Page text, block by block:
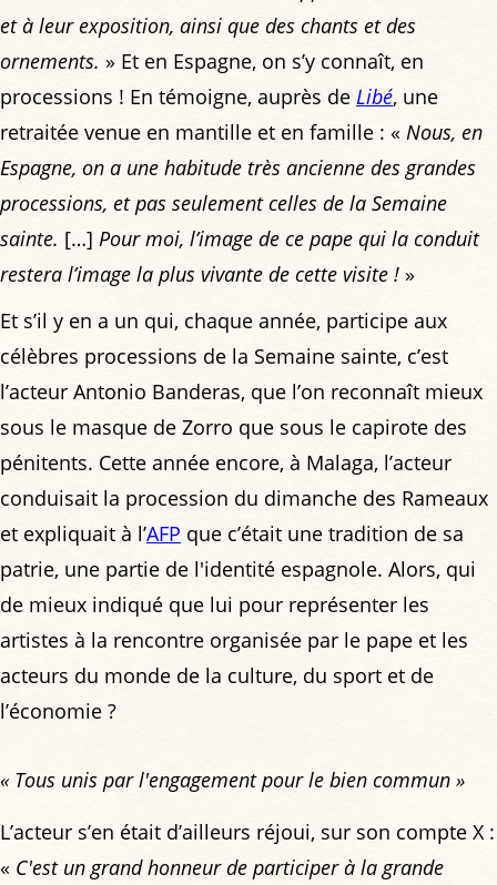
et à leur exposition, ainsi que des chants et des
ornements. » Et en Espagne, on s’y connaît, en
processions ! En témoigne, auprès de Libé, une
retraitée venue en mantille et en famille : « Nous, en
Espagne, on a une habitude très ancienne des grandes
processions, et pas seulement celles de la Semaine
sainte. […] Pour moi, l’image de ce pape qui la conduit
restera l’image la plus vivante de cette visite ! »
Et s’il y en a un qui, chaque année, participe aux
célèbres processions de la Semaine sainte, c’est
l’acteur Antonio Banderas, que l’on reconnaît mieux
sous le masque de Zorro que sous le capirote des
pénitents. Cette année encore, à Malaga, l’acteur
conduisait la procession du dimanche des Rameaux
et expliquait à l’AFP que c’était une tradition de sa
patrie, une partie de l'identité espagnole. Alors, qui
de mieux indiqué que lui pour représenter les
artistes à la rencontre organisée par le pape et les
acteurs du monde de la culture, du sport et de
l’économie ?
« Tous unis par l'engagement pour le bien commun »
L’acteur s’en était d’ailleurs réjoui, sur son compte X :
« C'est un grand honneur de participer à la grande